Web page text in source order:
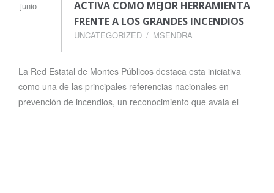
junio
ACTIVA COMO MEJOR HERRAMIENTA
FRENTE A LOS GRANDES INCENDIOS
UNCATEGORIZED MSENDRA
La Red Estatal de Montes Públicos destaca esta iniciativa
como una de las principales referencias nacionales en
prevención de incendios, un reconocimiento que avala el